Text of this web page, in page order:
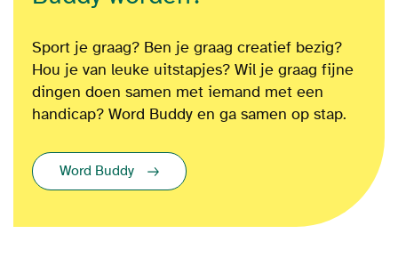
Sport je graag? Ben je graag creatief bezig?
Hou je van leuke uitstapjes? Wil je graag fijne
dingen doen samen met iemand met een
handicap? Word Buddy en ga samen op stap.
Word Buddy